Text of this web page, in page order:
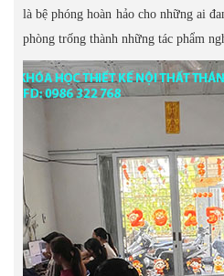
là bệ phóng hoàn hảo cho những ai
phòng trống thành những tác phẩm